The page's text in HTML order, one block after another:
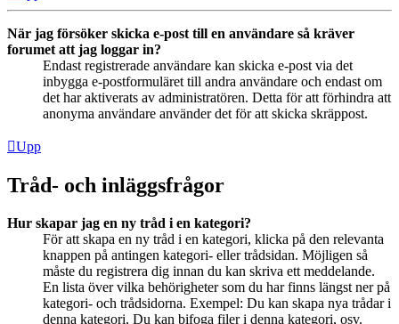
När jag försöker skicka e-post till en användare så kräver
forumet att jag loggar in?
Endast registrerade användare kan skicka e-post via det
inbygga e-postformuläret till andra användare och endast om
det har aktiverats av administratören. Detta för att förhindra att
anonyma användare använder det för att skicka skräppost.
Upp
Tråd- och inläggsfrågor
Hur skapar jag en ny tråd i en kategori?
För att skapa en ny tråd i en kategori, klicka på den relevanta
knappen på antingen kategori- eller trådsidan. Möjligen så
måste du registrera dig innan du kan skriva ett meddelande.
En lista över vilka behörigheter som du har finns längst ner på
kategori- och trådsidorna. Exempel: Du kan skapa nya trådar i
denna kategori, Du kan bifoga filer i denna kategori, osv.